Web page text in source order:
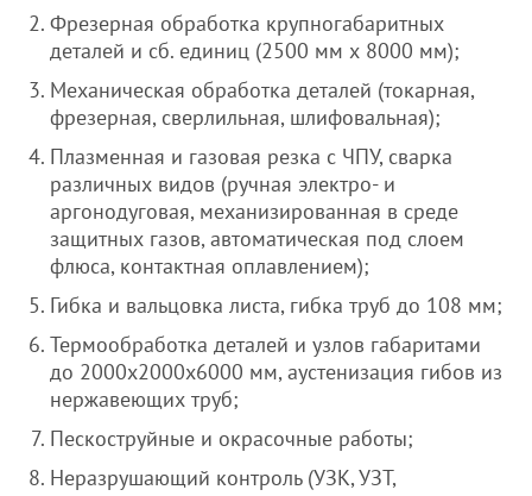
Фрезерная обработка крупногабаритных
деталей и сб. единиц (2500 мм х 8000 мм);
Механическая обработка деталей (токарная,
фрезерная, сверлильная, шлифовальная);
Плазменная и газовая резка с ЧПУ, сварка
различных видов (ручная электро- и
аргонодуговая, механизированная в среде
защитных газов, автоматическая под слоем
флюса, контактная оплавлением);
Гибка и вальцовка листа, гибка труб до 108 мм;
Термообработка деталей и узлов габаритами
до 2000х2000х6000 мм, аустенизация гибов из
нержавеющих труб;
Пескоструйные и окрасочные работы;
Неразрушающий контроль (УЗК, УЗТ,